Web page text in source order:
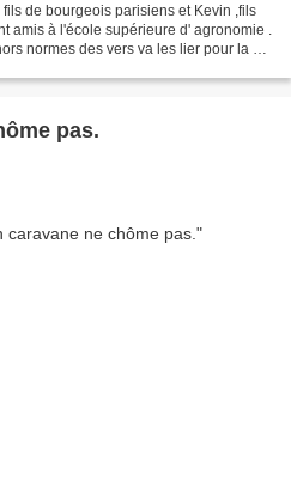
de bourgeois parisiens et Kevin ,fils
amis à l'école supérieure d' agronomie .
normes des vers va les lier pour la vie
pas.